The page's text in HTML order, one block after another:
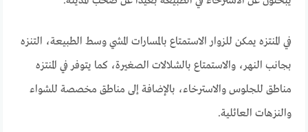
في المنتزه يمكن للزوار الاستمتاع بالمسارات المشي وسط الطبيعة، التنزه
بجانب النهر، والاستمتاع بالشلالات الصغيرة، كما يتوفر في المنتزه
مناطق للجلوس والاسترخاء، بالإضافة إلى مناطق مخصصة للشواء
والنزهات العائلية.